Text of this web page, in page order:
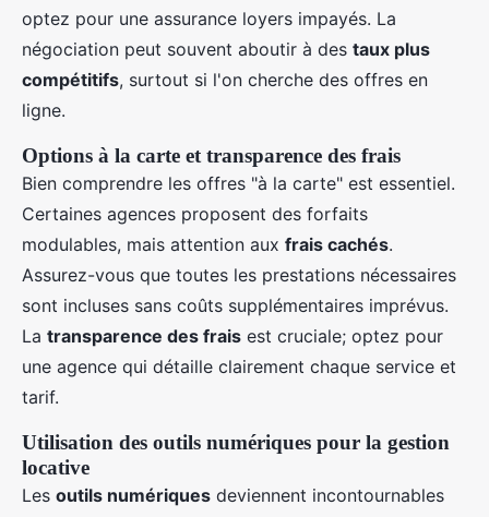
optez pour une assurance loyers impayés. La
négociation peut souvent aboutir à des taux plus
compétitifs, surtout si l'on cherche des offres en
ligne.
Options à la carte et transparence des frais
Bien comprendre les offres "à la carte" est essentiel.
Certaines agences proposent des forfaits
modulables, mais attention aux frais cachés.
Assurez-vous que toutes les prestations nécessaires
sont incluses sans coûts supplémentaires imprévus.
La transparence des frais est cruciale; optez pour
une agence qui détaille clairement chaque service et
tarif.
Utilisation des outils numériques pour la gestion
locative
Les outils numériques deviennent incontournables